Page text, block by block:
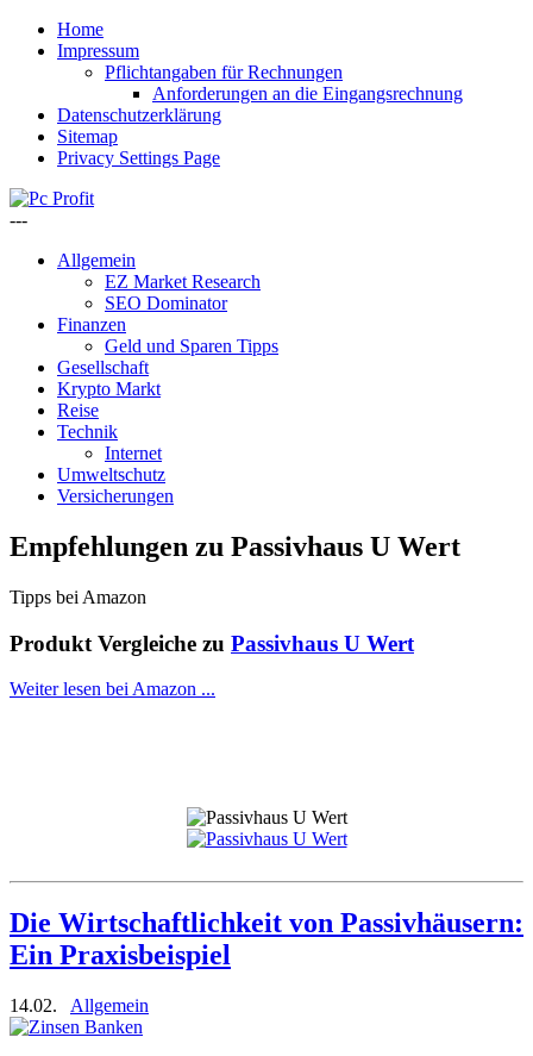
Home
Impressum
Pflichtangaben für Rechnungen
Anforderungen an die Eingangsrechnung
Datenschutzerklärung
Sitemap
Privacy Settings Page
---
Allgemein
EZ Market Research
SEO Dominator
Finanzen
Geld und Sparen Tipps
Gesellschaft
Krypto Markt
Reise
Technik
Internet
Umweltschutz
Versicherungen
Empfehlungen zu Passivhaus U Wert
Tipps bei Amazon
Produkt Vergleiche zu Passivhaus U Wert
Weiter lesen bei Amazon ...
Die Wirtschaftlichkeit von Passivhäusern:
Ein Praxisbeispiel
14.02. Allgemein